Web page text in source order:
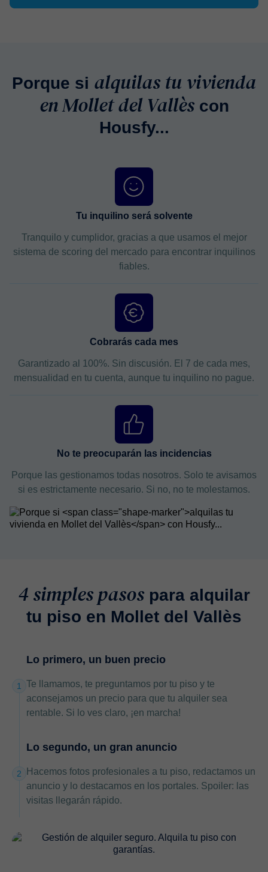
Porque si alquilas tu vivienda
en Mollet del Vallèscon
Housfy...
Tu inquilino será solvente
Tranquilo y cumplidor, gracias a que usamos el mejor
sistema de scoring del mercado para encontrar inquilinos
fiables.
Cobrarás cada mes
Garantizado al 100%. Sin discusión. El 7 de cada mes,
mensualidad en tu cuenta, aunque tu inquilino no pague.
No te preocuparán las incidencias
Porque las gestionamos todas nosotros. Solo te avisamos
si es estrictamente necesario. Si no, no te molestamos.
4 simples pasospara alquilar
tu piso en Mollet del Vallès
1
Lo primero, un buen precio
Te llamamos, te preguntamos por tu piso y te
aconsejamos un precio para que tu alquiler sea
rentable. Si lo ves claro, ¡en marcha!
2
Lo segundo, un gran anuncio
Hacemos fotos profesionales a tu piso, redactamos un
anuncio y lo destacamos en los portales. Spoiler: las
visitas llegarán rápido.